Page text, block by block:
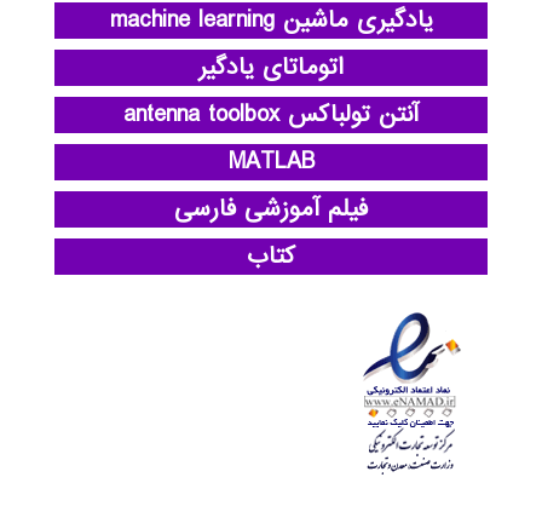
یادگیری ماشین machine learning
اتوماتای یادگیر
آنتن تولباکس antenna toolbox
MATLAB
فیلم آموزشی فارسی
کتاب